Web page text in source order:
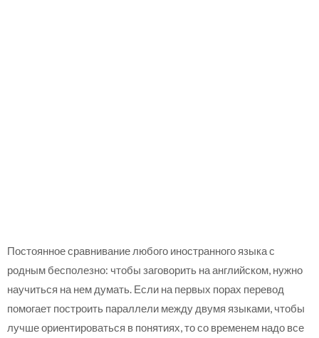
Постоянное сравнивание любого иностранного языка с
родным бесполезно: чтобы заговорить на английском, нужно
научиться на нем думать. Если на первых порах перевод
помогает построить параллели между двумя языками, чтобы
лучше ориентироваться в понятиях, то со временем надо все